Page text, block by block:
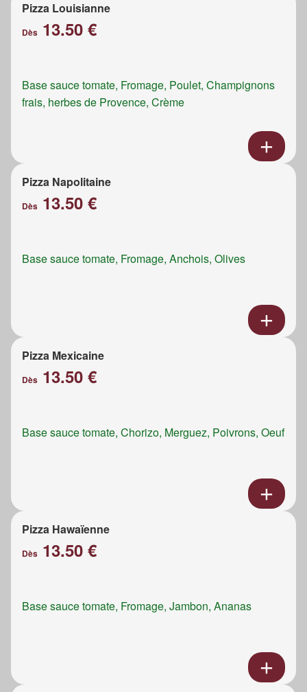
Pizza Louisianne
Dès 13.50 €
Base sauce tomate, Fromage, Poulet, Champignons
frais, herbes de Provence, Crème
Pizza Napolitaine
Dès 13.50 €
Base sauce tomate, Fromage, Anchois, Olives
Pizza Mexicaine
Dès 13.50 €
Base sauce tomate, Chorizo, Merguez, Poivrons, Oeuf
Pizza Hawaïenne
Dès 13.50 €
Base sauce tomate, Fromage, Jambon, Ananas